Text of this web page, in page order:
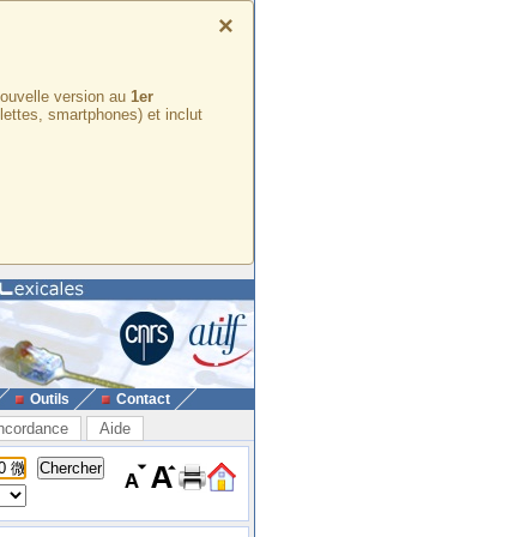
×
version au 1er
smartphones) et inclut
Outils Contact
Aide